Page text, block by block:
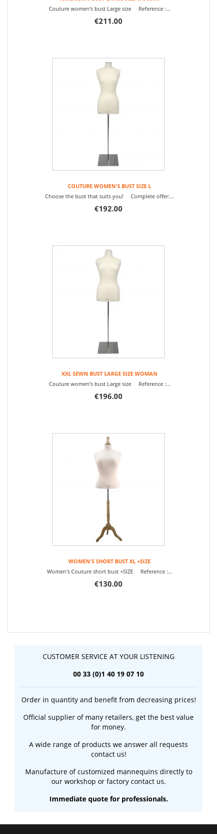
Couture women's bust Large size Reference :...
€211.00
COUTURE WOMEN'S BUST SIZE L
Choose the bust that suits you! Complete offer:...
€192.00
XXL SEWN BUST LARGE SIZE WOMAN
Couture women's bust Large size Reference :...
€196.00
WOMEN'S SHORT BUST XL +SIZE
Women's Couture short bust +SIZE Reference :...
€130.00
CUSTOMER SERVICE AT YOUR LISTENING
00 33 (0)1 40 19 07 10
Order in quantity and benefit from decreasing prices!
Official supplier of many retailers, get the best value
for money.
A wide range of products we answer all requests
contact us!
Manufacture of customized mannequins directly to
our workshop or factory contact us.
Immediate quote for professionals.